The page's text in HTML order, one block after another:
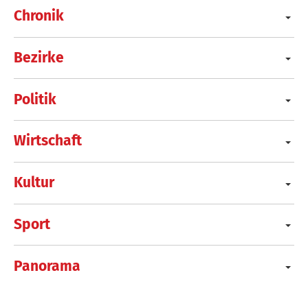
Chronik
Bezirke
Politik
Wirtschaft
Kultur
Sport
Panorama